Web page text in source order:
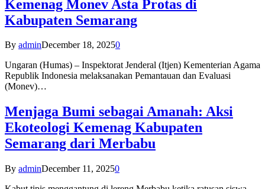
Kemenag Monev Asta Protas di
Kabupaten Semarang
By adminDecember 18, 20250
Ungaran (Humas) – Inspektorat Jenderal (Itjen) Kementerian Agama
Republik Indonesia melaksanakan Pemantauan dan Evaluasi
(Monev)…
Menjaga Bumi sebagai Amanah: Aksi
Ekoteologi Kemenag Kabupaten
Semarang dari Merbabu
By adminDecember 11, 20250